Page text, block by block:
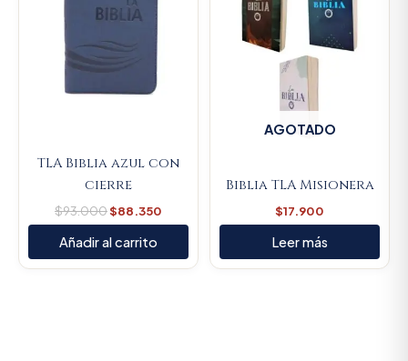
TLA Biblia azul con
cierre
$93.000$88.350
Añadir al carrito
AGOTADO
Biblia TLA Misionera
$17.900
Leer más